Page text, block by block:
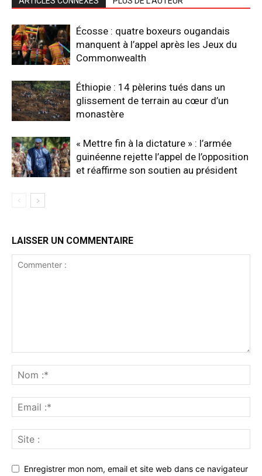
Écosse : quatre boxeurs ougandais
manquent à l’appel après les Jeux du
Commonwealth
Éthiopie : 14 pèlerins tués dans un
glissement de terrain au cœur d’un
monastère
« Mettre fin à la dictature » : l’armée
guinéenne rejette l’appel de l’opposition
et réaffirme son soutien au président
LAISSER UN COMMENTAIRE
Enregistrer mon nom, email et site web dans ce navigateur